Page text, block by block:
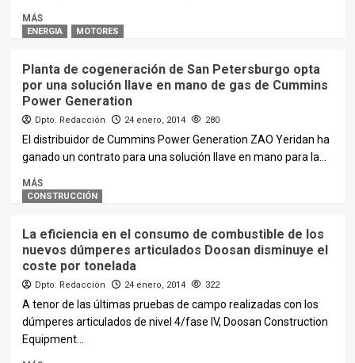
MÁS
ENERGIA MOTORES
Planta de cogeneración de San Petersburgo opta
por una solución llave en mano de gas de Cummins
Power Generation
Dpto. Redacción 24 enero, 2014 280
El distribuidor de Cummins Power Generation ZAO Yeridan ha
ganado un contrato para una solución llave en mano para la...
MÁS
CONSTRUCCIÓN
La eficiencia en el consumo de combustible de los
nuevos dúmperes articulados Doosan disminuye el
coste por tonelada
Dpto. Redacción 24 enero, 2014 322
A tenor de las últimas pruebas de campo realizadas con los
dúmperes articulados de nivel 4/fase IV, Doosan Construction
Equipment...